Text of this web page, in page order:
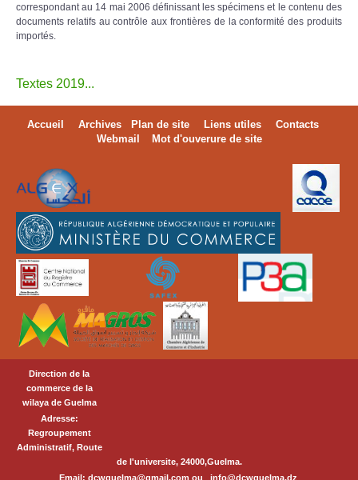
correspondant au 14 mai 2006 définissant les spécimens et le contenu des
documents relatifs au contrôle aux frontières de la conformité des produits
importés.
Textes 2019...
Accueil Archives Plan de site Liens utiles
Contacts
Webmail
Mot d'ouverure de site
Direction de la
commerce de la
wilaya de Guelma
Adresse:
Regroupement
Administratif, Route
de l'universite, 24000,Guelma.
Email: dcwguelma@gmail.com ou info@dcwguelma.dz